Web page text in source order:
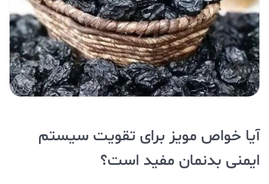
آیا خواص مویز برای تقویت سیستم
ایمنی بدنمان مفید است؟